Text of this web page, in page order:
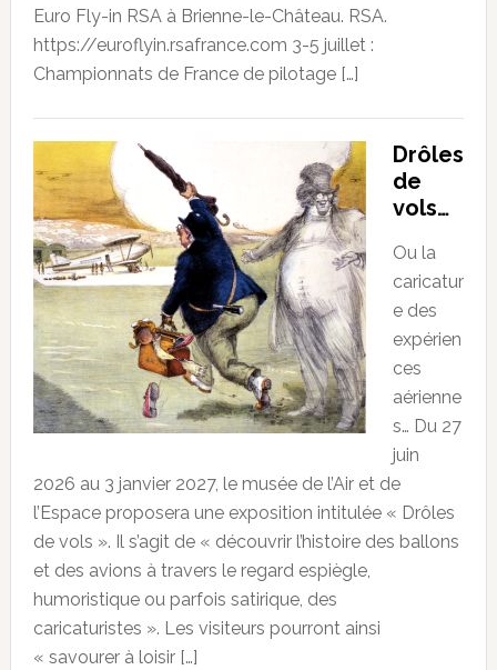
Euro Fly-in RSA à Brienne-le-Château. RSA.
https://euroflyin.rsafrance.com 3-5 juillet :
Championnats de France de pilotage […]
Drôles
de
vols…
Ou la
caricatur
e des
expérien
ces
aérienne
s… Du 27
juin
2026 au 3 janvier 2027, le musée de l’Air et de
l’Espace proposera une exposition intitulée « Drôles
de vols ». Il s’agit de « découvrir l’histoire des ballons
et des avions à travers le regard espiègle,
humoristique ou parfois satirique, des
caricaturistes ». Les visiteurs pourront ainsi
« savourer à loisir […]